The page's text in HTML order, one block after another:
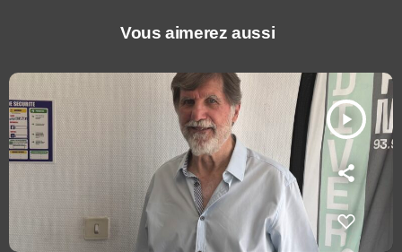
Vous aimerez aussi
play_arrow